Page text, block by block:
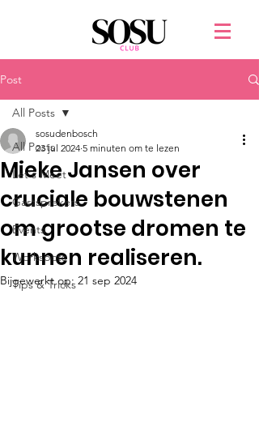
Post
All Posts
Let's Meet
Gastsprekers
Events
Workspots
Tips & Tricks
All Posts
Mieke Jansen over
cruciale bouwstenen
om grootse dromen te
kunnen realiseren.
sosudenbosch
23 jul 2024 5 minuten om te lezen
Bijgewerkt op:21 sep 2024